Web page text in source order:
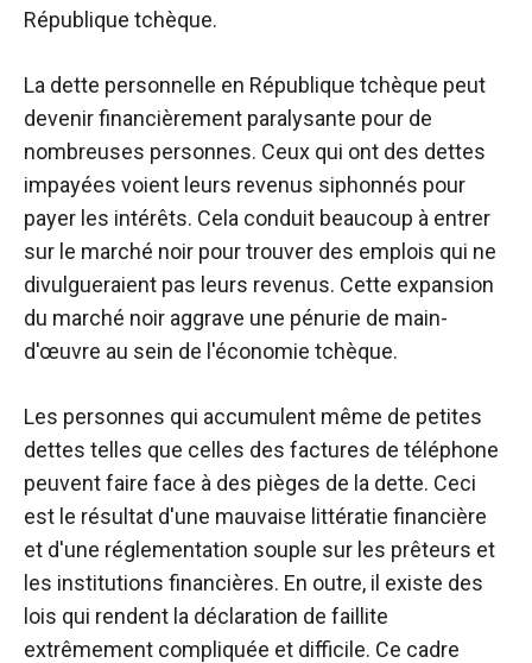
République tchèque.
La dette personnelle en République tchèque peut
devenir financièrement paralysante pour de
nombreuses personnes. Ceux qui ont des dettes
impayées voient leurs revenus siphonnés pour
payer les intérêts. Cela conduit beaucoup à entrer
sur le marché noir pour trouver des emplois qui ne
divulgueraient pas leurs revenus. Cette expansion
du marché noir aggrave une pénurie de main-
d'œuvre au sein de l'économie tchèque.
Les personnes qui accumulent même de petites
dettes telles que celles des factures de téléphone
peuvent faire face à des pièges de la dette. Ceci
est le résultat d'une mauvaise littératie financière
et d'une réglementation souple sur les prêteurs et
les institutions financières. En outre, il existe des
lois qui rendent la déclaration de faillite
extrêmement compliquée et difficile. Ce cadre